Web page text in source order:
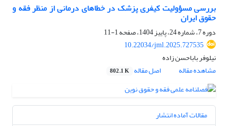
بررسی مسؤولیت کیفری پزشک در خطاهای درمانی از منظر فقه و
حقوق ایران
دوره 7، شماره 24، پاییز 1404، صفحه
1-11
10.22034/jml.2025.727535
نیلوفر باباحسن زاده
مشاهده مقاله
اصل مقاله 802.1 K
مقالات آماده انتشار